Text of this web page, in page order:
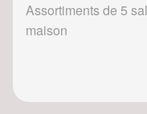
Assortiments de 5
maison